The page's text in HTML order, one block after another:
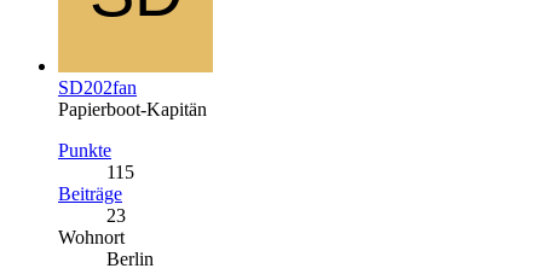
SD202fan
Papierboot-Kapitän
Punkte
115
Beiträge
23
Wohnort
Berlin